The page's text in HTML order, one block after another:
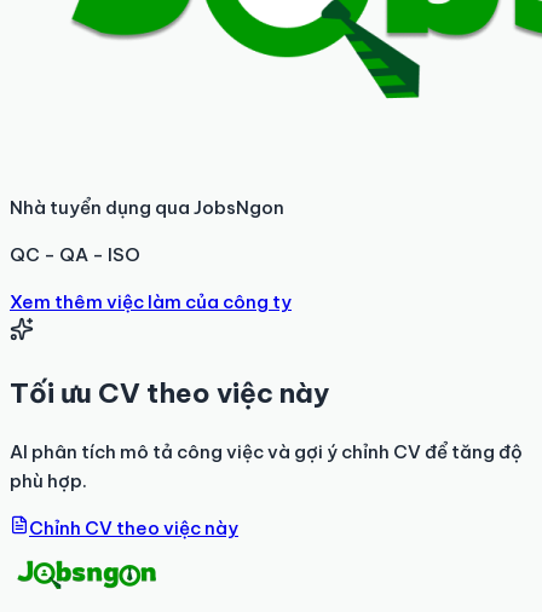
Nhà tuyển dụng qua JobsNgon
QC - QA - ISO
Xem thêm việc làm của công ty
Tối ưu CV theo việc này
AI phân tích mô tả công việc và gợi ý chỉnh CV để tăng độ
phù hợp.
Chỉnh CV theo việc này